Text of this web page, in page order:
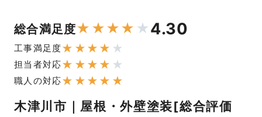
総合満足度★ ★★★ ★ 4.30
工事満足度★ ★ ★ ★ ★
担当者対応★ ★ ★ ★ ★
職人の対応★ ★ ★ ★ ★
木津川市｜屋根・外壁塗装[総合評価